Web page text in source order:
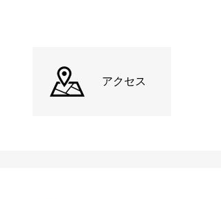
アクセス